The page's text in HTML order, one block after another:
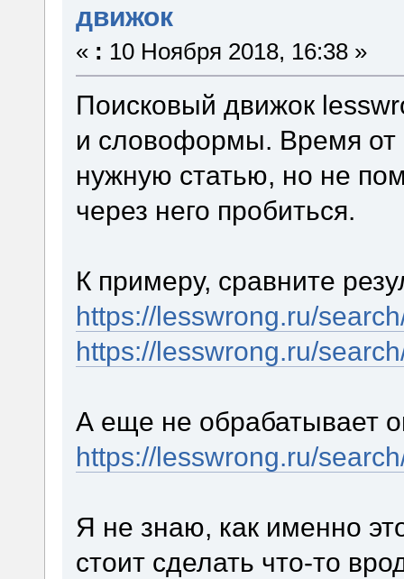
движок
« : 10 Ноября 2018, 16:38 »
Поисковый движок
и словоформы. Время от
нужную статью, но не
через него пробиться.
К примеру, сравните
https://lesswrong.ru/
https://lesswrong.ru/
А еще не обрабатывает
https://lesswrong.ru/
Я не знаю, как именно
стоит сделать что-то